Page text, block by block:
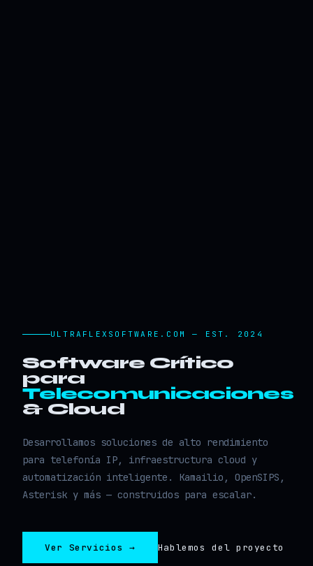
ULTRAFLEXSOFTWARE.COM — EST. 2024
Software Crítico
para
Telecomunicaciones
& Cloud
Desarrollamos soluciones de alto rendimiento
para telefonía IP, infraestructura cloud y
automatización inteligente. Kamailio, OpenSIPS,
Asterisk y más — construidos para escalar.
Ver Servicios → Hablemos del proyecto